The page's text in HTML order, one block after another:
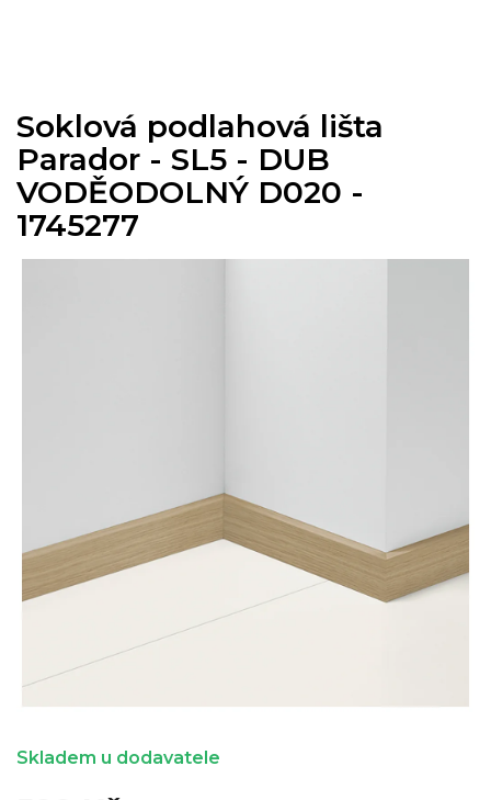
Soklová podlahová lišta
Parador - SL5 - DUB
VODĚODOLNÝ D020 -
1745277
Skladem u dodavatele